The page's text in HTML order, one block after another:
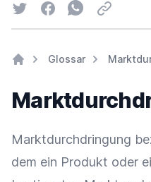
TwitterFacebookWhatsapp
Email
Glossar
Marktdurchdringung
dem ein Produkt oder